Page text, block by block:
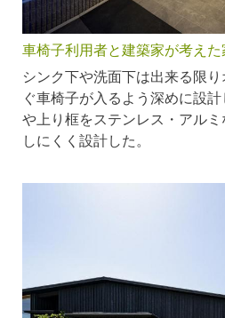
車椅子利用者と建築家が考えた
シンク下や洗面下は出来る限
ぐ車椅子が入るよう深めに設
や上り框をステンレス・アル
しにくく設計した。